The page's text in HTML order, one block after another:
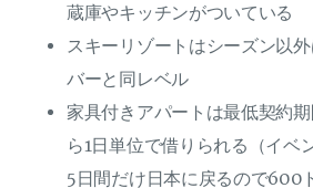
蔵庫やキッチンがついている
スキーリゾートはシーズン以
バーと同レベル
家具付きアパートは最低契約
ら1日単位で借りられる（イベ
5日間だけ日本に戻るので600